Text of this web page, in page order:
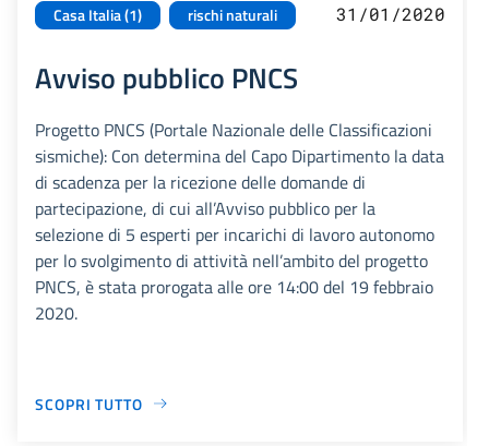
Casa Italia (1) rischi naturali 31/01/2020
Avviso pubblico PNCS
Progetto PNCS (Portale Nazionale delle Classificazioni
sismiche): Con determina del Capo Dipartimento la data
di scadenza per la ricezione delle domande di
partecipazione, di cui all’Avviso pubblico per la
selezione di 5 esperti per incarichi di lavoro autonomo
per lo svolgimento di attività nell’ambito del progetto
PNCS, è stata prorogata alle ore 14:00 del 19 febbraio
2020.
SCOPRI TUTTO